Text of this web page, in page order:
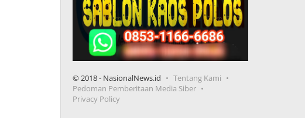
© 2018 - NasionalNews.id
Tentang Kami
Pedoman Pemberitaan Media Siber
Privacy Policy